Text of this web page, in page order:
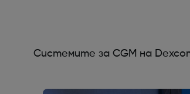
Системите за CGM на